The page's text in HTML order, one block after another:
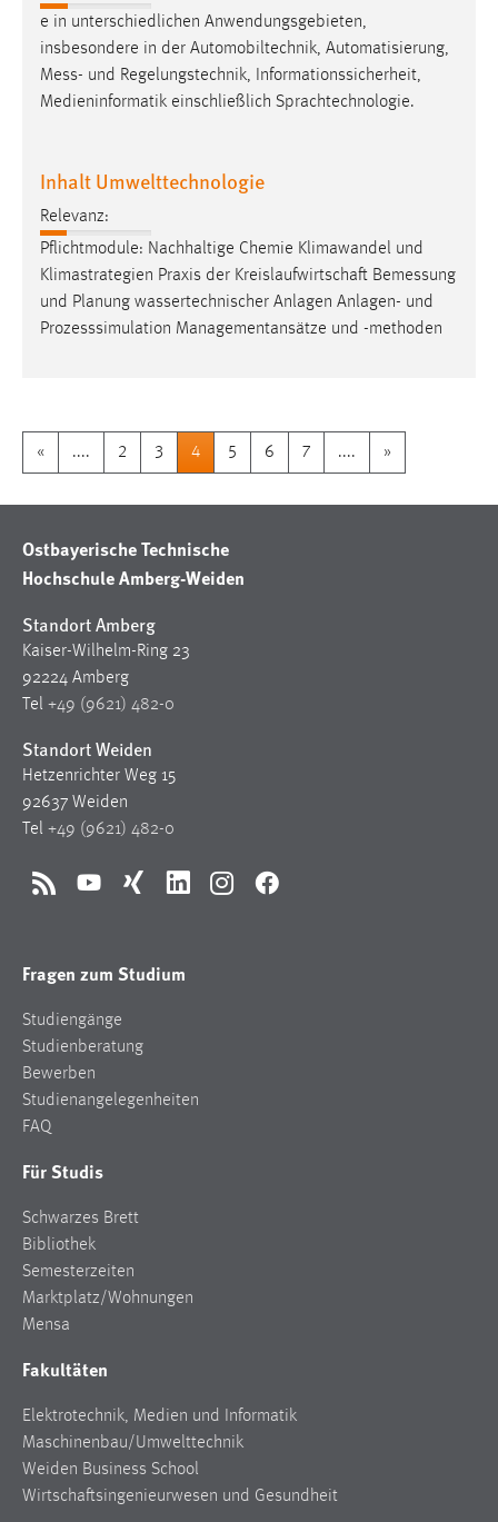
e in unterschiedlichen Anwendungsgebieten,
insbesondere in der Automobiltechnik, Automatisierung,
Mess- und Regelungstechnik, Informationssicherheit,
Medieninformatik einschließlich Sprachtechnologie.
Inhalt Umwelttechnologie
Relevanz:
Pflichtmodule: Nachhaltige Chemie Klimawandel und
Klimastrategien Praxis der Kreislaufwirtschaft Bemessung
und Planung wassertechnischer Anlagen Anlagen- und
Prozesssimulation Managementansätze und -methoden
« .... 2 3 4 5 6 7 .... »
Ostbayerische Technische
Hochschule Amberg-Weiden
Standort Amberg
Kaiser-Wilhelm-Ring 23
92224 Amberg
Tel +49 (9621) 482-0
Standort Weiden
Hetzenrichter Weg 15
92637 Weiden
Tel +49 (9621) 482-0
RSS YouTubeXing LinkedInInstagramFacebook
Fragen zum Studium
Studiengänge
Studienberatung
Bewerben
Studienangelegenheiten
FAQ
Für Studis
Schwarzes Brett
Bibliothek
Semesterzeiten
Marktplatz/Wohnungen
Mensa
Fakultäten
Elektrotechnik, Medien und Informatik
Maschinenbau/Umwelttechnik
Weiden Business School
Wirtschaftsingenieurwesen und Gesundheit